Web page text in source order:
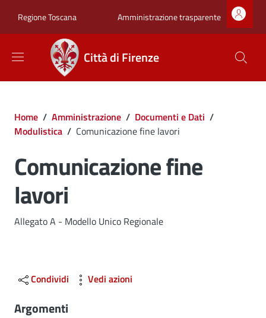
Regione Toscana Zona superiore
Amministrazione trasparente
Città di Firenze
Briciole di pane
Home / Amministrazione / Documenti e Dati /
Modulistica / Comunicazione fine lavori
Comunicazione fine
lavori
Dettagli
Allegato A - Modello Unico Regionale
Condividi Vedi azioni
Argomenti